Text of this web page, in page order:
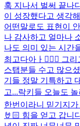
훅 지나서 벌써 끝나
이 성장했다고 생각
어떤말로도 표현이
나 감사하고 얼마나
나도 의미 있는 시간
최고다아ㅏ👍🏻✨ 그
스탭분들 수고 많으
기들 정말 기특하고
고...락키들 오늘도
한번이라니 믿기지
🤘🏻 힘을 얻고 갑니